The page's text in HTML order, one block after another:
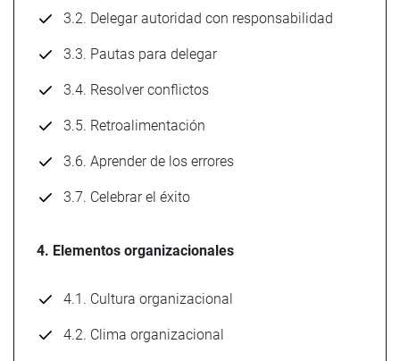
3.2. Delegar autoridad con responsabilidad
3.3. Pautas para delegar
3.4. Resolver conflictos
3.5. Retroalimentación
3.6. Aprender de los errores
3.7. Celebrar el éxito
4. Elementos organizacionales
4.1. Cultura organizacional
4.2. Clima organizacional